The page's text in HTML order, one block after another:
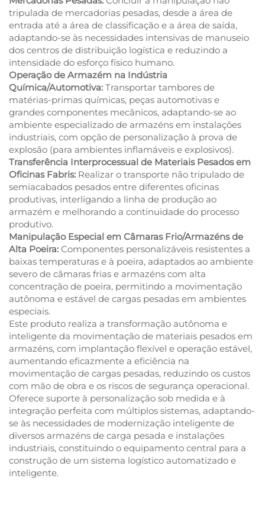
tripulada de mercadorias pesadas, desde a área de
entrada até a área de classificação e a área de saída,
adaptando-se às necessidades intensivas de manuseio
dos centros de distribuição logística e reduzindo a
intensidade do esforço físico humano.
Operação de Armazém na Indústria
Química/Automotiva: Transportar tambores de
matérias-primas químicas, peças automotivas e
grandes componentes mecânicos, adaptando-se ao
ambiente especializado de armazéns em instalações
industriais, com opção de personalização à prova de
explosão (para ambientes inflamáveis e explosivos).
Transferência Interprocessual de Materiais Pesados em
Oficinas Fabris: Realizar o transporte não tripulado de
semiacabados pesados entre diferentes oficinas
produtivas, interligando a linha de produção ao
armazém e melhorando a continuidade do processo
produtivo.
Manipulação Especial em Câmaras Frio/Armazéns de
Alta Poeira: Componentes personalizáveis resistentes a
baixas temperaturas e à poeira, adaptados ao ambiente
severo de câmaras frias e armazéns com alta
concentração de poeira, permitindo a movimentação
autônoma e estável de cargas pesadas em ambientes
especiais.
Este produto realiza a transformação autônoma e
inteligente da movimentação de materiais pesados em
armazéns, com implantação flexível e operação estável,
aumentando eficazmente a eficiência na
movimentação de cargas pesadas, reduzindo os custos
com mão de obra e os riscos de segurança operacional.
Oferece suporte à personalização sob medida e à
integração perfeita com múltiplos sistemas, adaptando-
se às necessidades de modernização inteligente de
diversos armazéns de carga pesada e instalações
industriais, constituindo o equipamento central para a
construção de um sistema logístico automatizado e
inteligente.